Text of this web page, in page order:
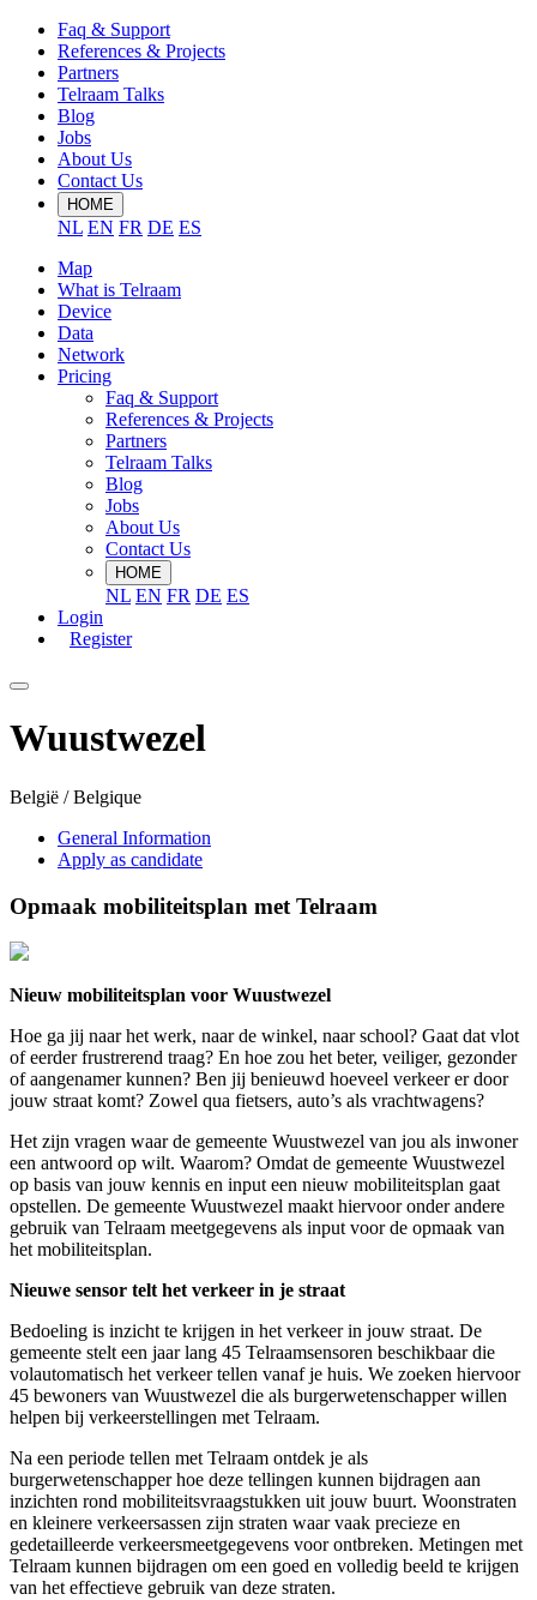
Faq & Support
References & Projects
Partners
Telraam Talks
Blog
Jobs
About Us
Contact Us
HOME
NL EN FR DE ES
Map
What is Telraam
Device
Data
Network
Pricing
Faq & Support
References & Projects
Partners
Telraam Talks
Blog
Jobs
About Us
Contact Us
HOME
NL EN FR DE ES
Login
Register
Wuustwezel
België / Belgique
General Information
Apply as candidate
Opmaak mobiliteitsplan met Telraam
Nieuw mobiliteitsplan voor Wuustwezel
Hoe ga jij naar het werk, naar de winkel, naar school? Gaat dat vlot
of eerder frustrerend traag? En hoe zou het beter, veiliger, gezonder
of aangenamer kunnen? Ben jij benieuwd hoeveel verkeer er door
jouw straat komt? Zowel qua fietsers, auto’s als vrachtwagens?
Het zijn vragen waar de gemeente Wuustwezel van jou als inwoner
een antwoord op wilt. Waarom? Omdat de gemeente Wuustwezel
op basis van jouw kennis en input een nieuw mobiliteitsplan gaat
opstellen. De gemeente Wuustwezel maakt hiervoor onder andere
gebruik van Telraam meetgegevens als input voor de opmaak van
het mobiliteitsplan.
Nieuwe sensor telt het verkeer in je straat
Bedoeling is inzicht te krijgen in het verkeer in jouw straat. De
gemeente stelt een jaar lang 45 Telraamsensoren beschikbaar die
volautomatisch het verkeer tellen vanaf je huis. We zoeken hiervoor
45 bewoners van Wuustwezel die als burgerwetenschapper willen
helpen bij verkeerstellingen met Telraam.
Na een periode tellen met Telraam ontdek je als
burgerwetenschapper hoe deze tellingen kunnen bijdragen aan
inzichten rond mobiliteitsvraagstukken uit jouw buurt. Woonstraten
en kleinere verkeersassen zijn straten waar vaak precieze en
gedetailleerde verkeersmeetgegevens voor ontbreken. Metingen met
Telraam kunnen bijdragen om een goed en volledig beeld te krijgen
van het effectieve gebruik van deze straten.